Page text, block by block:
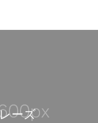
ーズ